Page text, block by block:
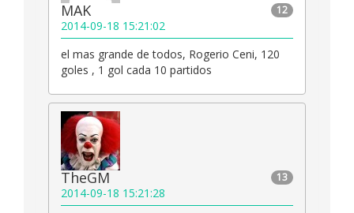
12
MAK
2014-09-18 15:21:02
el mas grande de todos, Rogerio Ceni, 120
goles , 1 gol cada 10 partidos
13
TheGM
2014-09-18 15:21:28